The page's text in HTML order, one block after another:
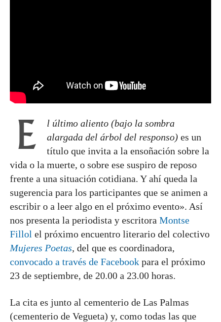
E
l último aliento (bajo la sombra
alargada del árbol del responso) es un
título que invita a la ensoñación sobre la
vida o la muerte, o sobre ese suspiro de reposo
frente a una situación cotidiana. Y ahí queda la
sugerencia para los participantes que se animen a
escribir o a leer algo en el próximo evento». Así
nos presenta la periodista y escritora Montse
Fillol el próximo encuentro literario del colectivo
Mujeres Poetas, del que es coordinadora,
convocado a través de Facebook para el próximo
23 de septiembre, de 20.00 a 23.00 horas.
La cita es junto al cementerio de Las Palmas
(cementerio de Vegueta) y, como todas las que